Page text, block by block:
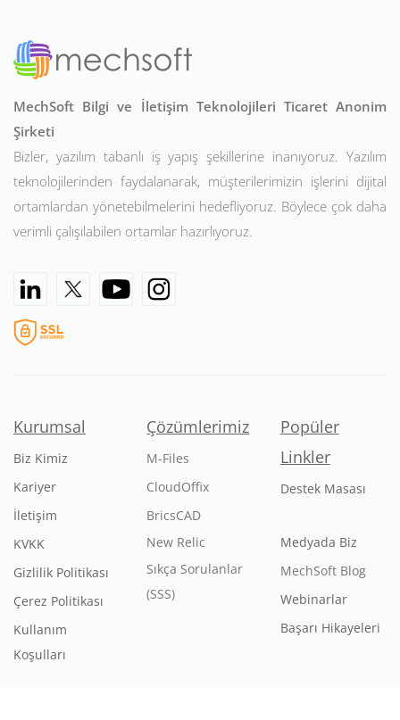
MechSoft Bilgi ve İletişim Teknolojileri Ticaret Anonim
Şirketi
Bizler, yazılım tabanlı iş yapış şekillerine inanıyoruz. Yazılım
teknolojilerinden faydalanarak, müşterilerimizin işlerini dijital
ortamlardan yönetebilmelerini hedefliyoruz. Böylece çok daha
verimli çalışılabilen ortamlar hazırlıyoruz.
Kurumsal
Biz Kimiz
Kariyer
İletişim
KVKK
Gizlilik Politikası
Çerez Politikası
Kullanım
Koşulları
Çözümlerimiz
M-Files
CloudOffix
BricsCAD
New Relic
Sıkça Sorulanlar
(SSS)
Popüler
Linkler
Destek Masası
Medyada Biz
MechSoft Blog
Webinarlar
Başarı Hikayeleri